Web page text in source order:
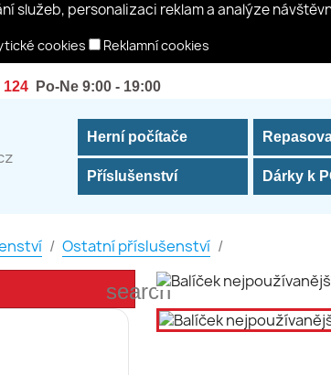
služeb, personalizaci reklam a analýze
cookies Reklamní cookies
124 Po-Ne 9:00 - 19:00
Herní počítače
Příslušenství Dárky k
Ostatní příslušenství
search